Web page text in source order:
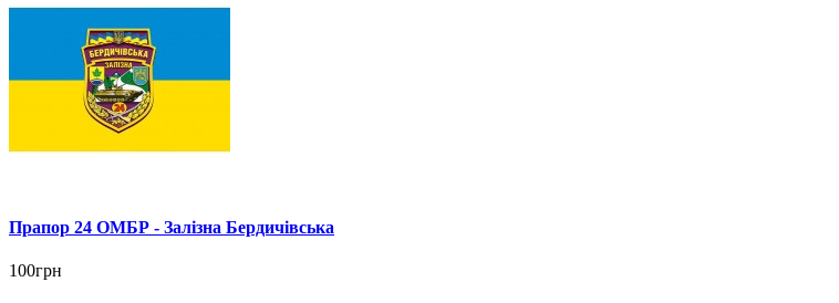
Прапор 24 ОМБР - Залізна Бердичівська
100грн